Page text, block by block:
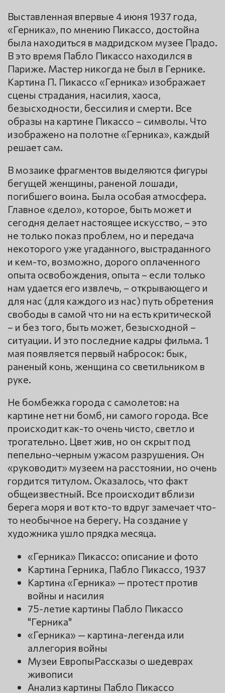
Выставленная впервые 4 июня 1937 года,
«Герника», по мнению Пикассо, достойна
была находиться в мадридском музее Прадо.
В это время Пабло Пикассо находился в
Париже. Мастер никогда не был в Гернике.
Картина П. Пикассо «Герника» изображает
сцены страдания, насилия, хаоса,
безысходности, бессилия и смерти. Все
образы на картине Пикассо – символы. Что
изображено на полотне «Герника», каждый
решает сам.
В мозаике фрагментов выделяются фигуры
бегущей женщины, раненой лошади,
погибшего воина. Была особая атмосфера.
Главное «дело», которое, быть может и
сегодня делает настоящее искусство, – это
не только показ проблем, но и передача
некоторого уже угаданного, выстраданного
и кем-то, возможно, дорого оплаченного
опыта освобождения, опыта – если только
нам удается его извлечь, – открывающего и
для нас (для каждого из нас) путь обретения
свободы в самой что ни на есть критической
– и без того, быть может, безысходной –
ситуации. И это последние кадры фильма. 1
мая появляется первый набросок: бык,
раненый конь, женщина со светильником в
руке.
Не бомбежка города с самолетов: на
картине нет ни бомб, ни самого города. Все
происходит как-то очень чисто, светло и
трогательно. Цвет жив, но он скрыт под
пепельно-черным ужасом разрушения. Он
«руководит» музеем на расстоянии, но очень
гордится титулом. Оказалось, что факт
общеизвестный. Все происходит вблизи
берега моря и вот кто-то вдруг замечает что-
то необычное на берегу. На создание у
художника ушло прядка месяца.
«Герника» Пикассо: описание и фото
Картина Герника, Пабло Пикассо, 1937
Картина «Герника» — протест против
войны и насилия
75-летие картины Пабло Пикассо
"Герника"
«Герника» — картина-легенда или
аллегория войны
Музеи ЕвропыРассказы о шедеврах
живописи
Анализ картины Пабло Пикассо